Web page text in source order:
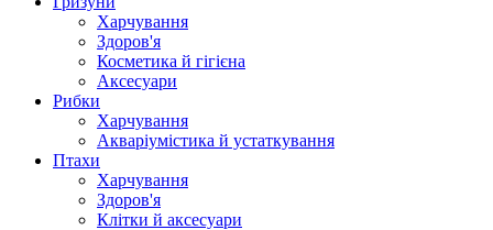
Харчування
Здоров'я
Косметика й гігієна
Аксесуари
Рибки
Харчування
Акваріумістика й устаткування
Птахи
Харчування
Здоров'я
Клітки й аксесуари